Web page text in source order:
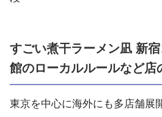
すごい煮干ラーメン凪 新
館のローカルルールなど店
東京を中心に海外にも多店舗展